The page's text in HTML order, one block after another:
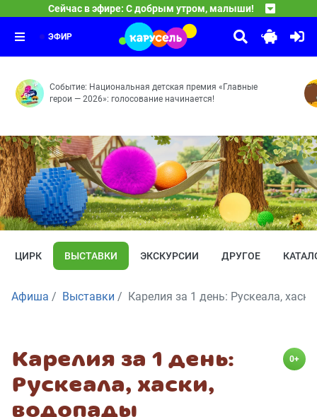
Сейчас в эфире: С добрым утром, малыши!
Герои легендарной программы «Спокойной ночи,
23:25
Чик-зарядка
Команда Флоры
Танцуют все! — Чужой огород — Вот это номер! — Не
ЭФИР
Событие: Национальная детская премия «Главные
герои — 2026»: голосование начинается!
ЦИРК ВЫСТАВКИ ЭКСКУРСИИ ДРУГОЕ
Афиша Выставки Карелия за 1 день: Рускеала,
Карелия за 1 день:
Рускеала, хаски,
водопады
0+